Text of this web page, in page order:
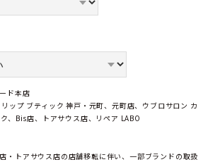
ド本店
ップ ブティック 神戸・元町、元町店、ウブロサロン カ
、Bis店、トアサウス店、リペア LABO
・トアサウス店の店舗移転に伴い、一部ブランドの取扱